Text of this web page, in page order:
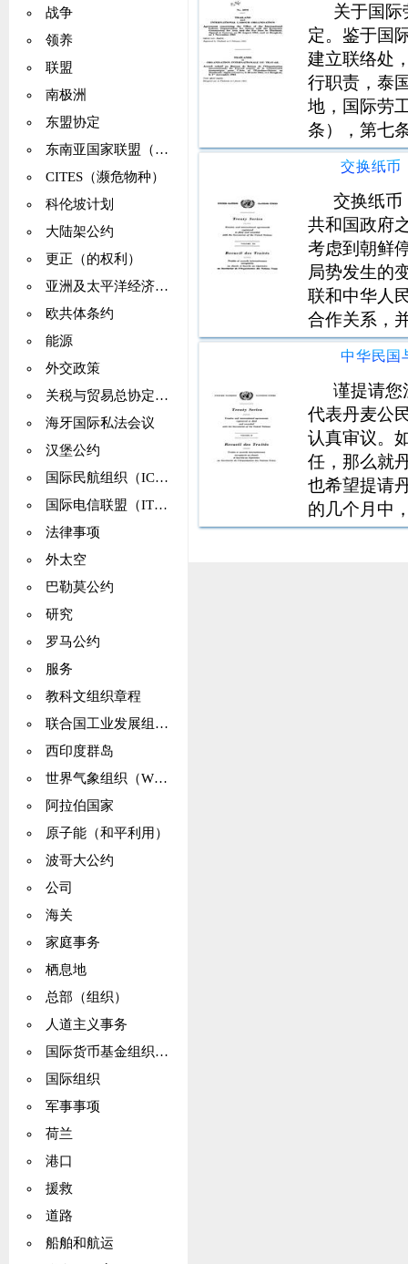
战争
领养
联盟
南极洲
东盟协定
东南亚国家联盟（ASEAN）
CITES（濒危物种）
科伦坡计划
大陆架公约
更正（的权利）
亚洲及太平洋经济社会委员会（亚太经社会）
欧共体条约
能源
外交政策
关税与贸易总协定（GATT）
海牙国际私法会议
汉堡公约
国际民航组织（ICAO）
国际电信联盟（ITU）
法律事项
外太空
巴勒莫公约
研究
罗马公约
服务
教科文组织章程
联合国工业发展组织（UNIDO）
西印度群岛
世界气象组织（WMO）
阿拉伯国家
原子能（和平利用）
波哥大公约
公司
海关
家庭事务
栖息地
总部（组织）
人道主义事务
国际货币基金组织（IMF）
国际组织
军事事项
荷兰
港口
援救
道路
船舶和航运
关于国际
定。鉴于国
建立联络处
行职责，泰
地，国际劳
条），第七
24（a）条
东经济委员
交换纸币
共和国政府
考虑到朝鲜
局势发生的
联和中华人
合作关系，
及该地区的
移交。因此
谨提请您
代表丹麦公
认真审议。
任，那么就
也希望提请
的几个月中
藏设施中遇